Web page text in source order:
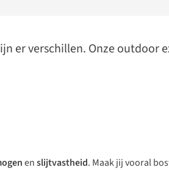
er verschillen. Onze outdoor
enslijtvastheid. Maak jij vooral